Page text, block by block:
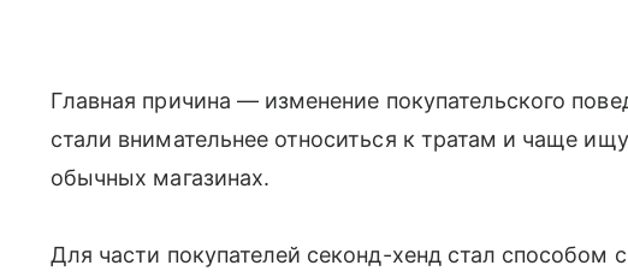
Главная причина — изменение покупательского
стали внимательнее относиться к тратам и чаще
обычных магазинах.
Для части покупателей секонд-хенд стал способом